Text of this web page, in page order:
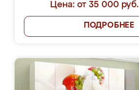
Цена: от 35 000
ПОДРОБНЕЕ